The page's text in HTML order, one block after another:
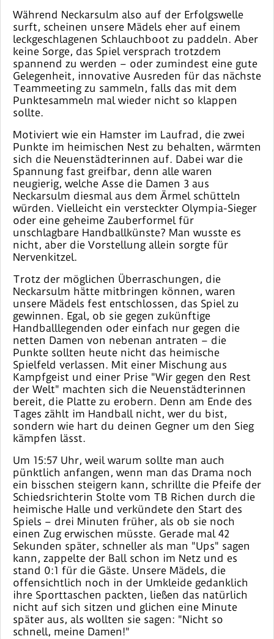
Während Neckarsulm also auf der Erfolgswelle
surft, scheinen unsere Mädels eher auf einem
leckgeschlagenen Schlauchboot zu paddeln. Aber
keine Sorge, das Spiel versprach trotzdem
spannend zu werden – oder zumindest eine gute
Gelegenheit, innovative Ausreden für das nächste
Teammeeting zu sammeln, falls das mit dem
Punktesammeln mal wieder nicht so klappen
sollte.
Motiviert wie ein Hamster im Laufrad, die zwei
Punkte im heimischen Nest zu behalten, wärmten
sich die Neuenstädterinnen auf. Dabei war die
Spannung fast greifbar, denn alle waren
neugierig, welche Asse die Damen 3 aus
Neckarsulm diesmal aus dem Ärmel schütteln
würden. Vielleicht ein versteckter Olympia-Sieger
oder eine geheime Zauberformel für
unschlagbare Handballkünste? Man wusste es
nicht, aber die Vorstellung allein sorgte für
Nervenkitzel.
Trotz der möglichen Überraschungen, die
Neckarsulm hätte mitbringen können, waren
unsere Mädels fest entschlossen, das Spiel zu
gewinnen. Egal, ob sie gegen zukünftige
Handballlegenden oder einfach nur gegen die
netten Damen von nebenan antraten – die
Punkte sollten heute nicht das heimische
Spielfeld verlassen. Mit einer Mischung aus
Kampfgeist und einer Prise "Wir gegen den Rest
der Welt" machten sich die Neuenstädterinnen
bereit, die Platte zu erobern. Denn am Ende des
Tages zählt im Handball nicht, wer du bist,
sondern wie hart du deinen Gegner um den Sieg
kämpfen lässt.
Um 15:57 Uhr, weil warum sollte man auch
pünktlich anfangen, wenn man das Drama noch
ein bisschen steigern kann, schrillte die Pfeife der
Schiedsrichterin Stolte vom TB Richen durch die
heimische Halle und verkündete den Start des
Spiels – drei Minuten früher, als ob sie noch
einen Zug erwischen müsste. Gerade mal 42
Sekunden später, schneller als man "Ups" sagen
kann, zappelte der Ball schon im Netz und es
stand 0:1 für die Gäste. Unsere Mädels, die
offensichtlich noch in der Umkleide gedanklich
ihre Sporttaschen packten, ließen das natürlich
nicht auf sich sitzen und glichen eine Minute
später aus, als wollten sie sagen: "Nicht so
schnell, meine Damen!"